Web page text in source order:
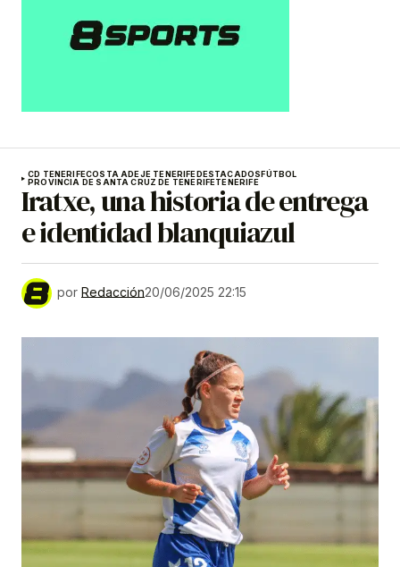
CD TENERIFECOSTA ADEJE TENERIFEDESTACADOSFÚTBOL
PROVINCIA DE SANTA CRUZ DE TENERIFETENERIFE
Iratxe, una historia de entrega
e identidad blanquiazul
por Redacción20/06/2025 22:15